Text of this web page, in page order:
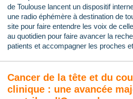
de Toulouse lancent un dispositif
une radio éphémère à destination de
site pour faire entendre les voix de
au quotidien pour faire avancer la
patients et accompagner les proches
Cancer de la tête et du
clinique : une avancée